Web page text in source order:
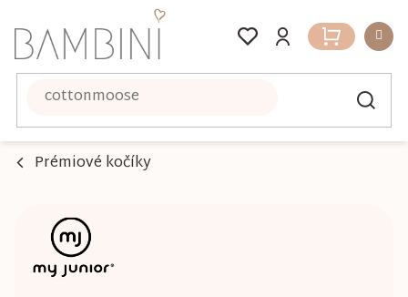
na
obsah
Nákupný
košík
Prémiové kočíky